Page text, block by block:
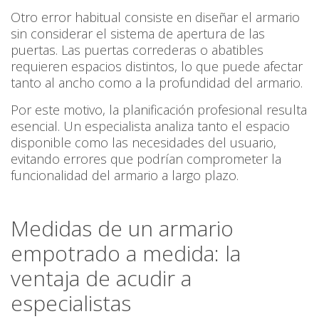
Otro error habitual consiste en diseñar el armario
sin considerar el sistema de apertura de las
puertas. Las puertas correderas o abatibles
requieren espacios distintos, lo que puede afectar
tanto al ancho como a la profundidad del armario.
Por este motivo, la planificación profesional resulta
esencial. Un especialista analiza tanto el espacio
disponible como las necesidades del usuario,
evitando errores que podrían comprometer la
funcionalidad del armario a largo plazo.
Medidas de un armario
empotrado a medida: la
ventaja de acudir a
especialistas